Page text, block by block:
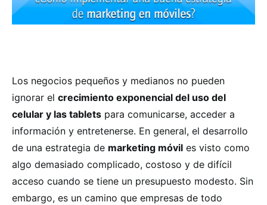
Los negocios pequeños y medianos no pueden
ignorar el crecimiento exponencial del uso del
celular y las tablets para comunicarse, acceder a
información y entretenerse. En general, el desarrollo
de una estrategia de marketing móvil es visto como
algo demasiado complicado, costoso y de difícil
acceso cuando se tiene un presupuesto modesto. Sin
embargo, es un camino que empresas de todo